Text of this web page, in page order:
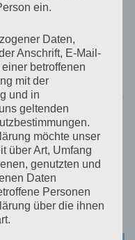
Gleiberg
ein.
Daten,
Anschrift, E-Mail-
betroffenen
mit der
und in
geltenden
möchte unser
über Art, Umfang
genutzten und
Daten
Personen
über die ihnen